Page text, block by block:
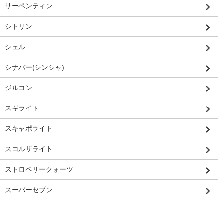
サーペンティン
シトリン
シェル
シナバー(シンシャ)
ジルコン
スギライト
スキャポライト
スコルザライト
ストロベリークォーツ
スーパーセブン